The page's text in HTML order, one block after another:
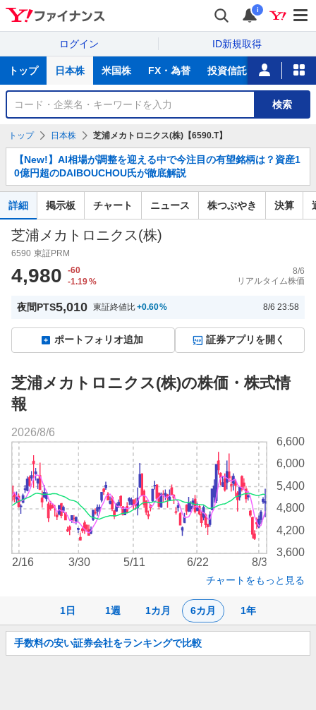
i
ログイン ID新規取得
サ
トップ 日本株 米国株 FX・為替 投資信託 ニュース
銘
検
検索
トップ 日本株 芝浦メカトロニクス(株)【6590.T】
知
ら
せ
【New!】AI相場が調整を迎える中で今注目の有望銘柄は？資産1
0億円超のDAIBOUCHOU氏が徹底解説
詳細 掲示板 チャート ニュース 株つぶやき 決算
芝浦メカトロニクス(株)
6590 東証PRM
4,980
-60
-1.19%
8/6
リアルタイム株価
夜間PTS5,010 東証終値比+0.60% 8/6 23:58
ポートフォリオ追加 証券アプリを開く
芝浦メカトロニクス(株)の株価・株式情
報
1日 1週 1カ月 6カ月 1年
3,600
4,200
4,800
5,400
6,000
6,600
2/16 3/30 5/11 6/22 8/3
2026/8/6
チャートをもっと見る
お
知
手数料の安い証券会社をランキングで比較